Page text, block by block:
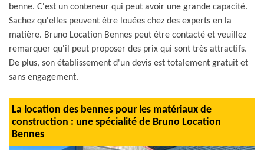
benne. C'est un conteneur qui peut avoir une grande capacité.
Sachez qu'elles peuvent être louées chez des experts en la
matière. Bruno Location Bennes peut être contacté et veuillez
remarquer qu'il peut proposer des prix qui sont très attractifs.
De plus, son établissement d'un devis est totalement gratuit et
sans engagement.
La location des bennes pour les matériaux de
construction : une spécialité de Bruno Location
Bennes